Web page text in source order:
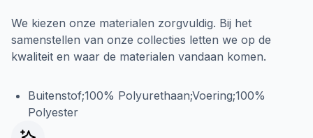
We kiezen onze materialen zorgvuldig. Bij het
samenstellen van onze collecties letten we op de
kwaliteit en waar de materialen vandaan komen.
Buitenstof;100% Polyurethaan;Voering;100%
Polyester